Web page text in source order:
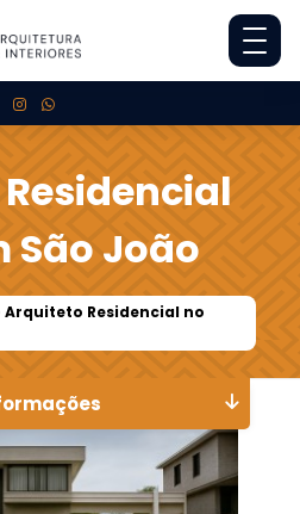
São João
Arquiteto Residencial no